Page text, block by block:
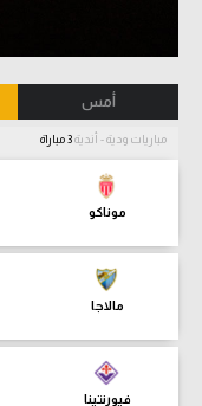
أمس
مباريات ودية - أندية
موناكو
مالاجا
فيورنتينا